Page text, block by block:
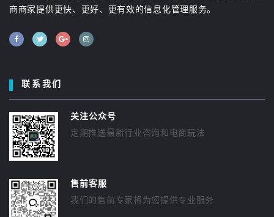
商商家提供更快、更好、更有效的信息化管理服务。
联系我们
关注公众号
定期推送最新行业咨询和电商玩法
售前客服
我们的售前专家将为您提供专业服务